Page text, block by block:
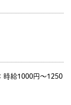
時給1000円～1250